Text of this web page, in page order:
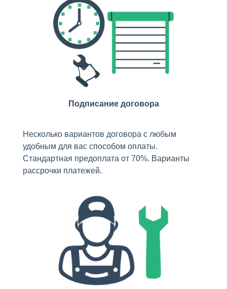
Подписание договора
Несколько вариантов договора с любым
удобным для вас способом оплаты.
Стандартная предоплата от 70%. Варианты
рассрочки платежей.